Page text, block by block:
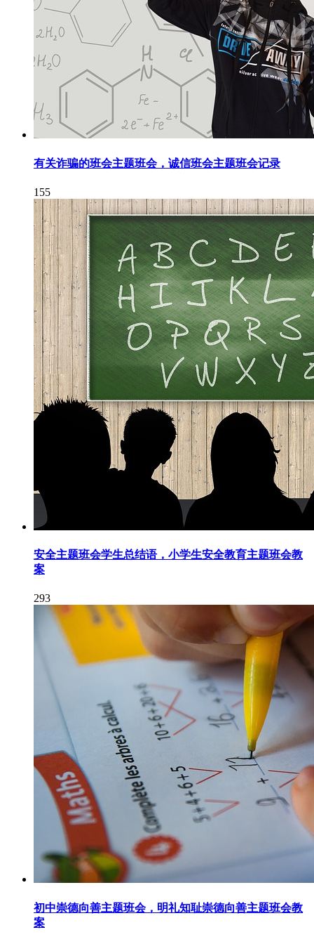
有关诈骗的班会主题班会，诚信班会主题班会记录
155
安全主题班会学生总结语，小学生安全教育主题班会教
案
293
初中崇德向善主题班会，明礼知耻崇德向善主题班会教
案